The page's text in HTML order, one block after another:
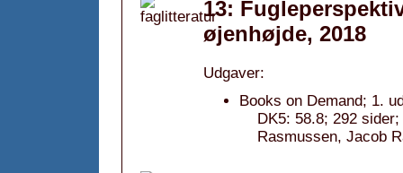
13:
øjenhøjde, 2018
Udgaver:
Books on Demand; 1.
DK5: 58.8; 292
Rasmussen, Jacob